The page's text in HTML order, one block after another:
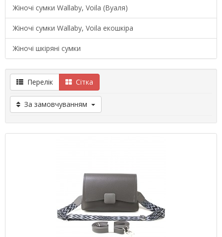
Жіночі сумки Wallaby, Voila (Вуаля)
Жіночі сумки Wallaby, Voila екошкіра
Жіночі шкіряні сумки
Перелік Сітка
За замовчуванням